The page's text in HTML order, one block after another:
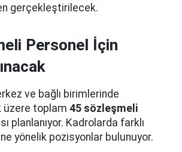
gerçekleştirilecek.
Personel İçin
ve bağlı birimlerinde
üzere toplam 45 sözleşmeli
planlanıyor. Kadrolarda farklı
yönelik pozisyonlar bulunuyor.